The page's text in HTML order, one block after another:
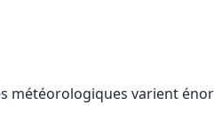
météorologiques varient